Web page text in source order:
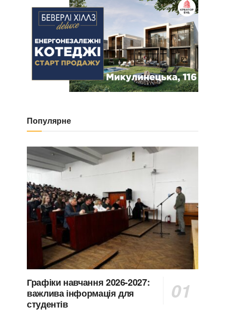
Популярне
Графіки навчання 2026-2027:
важлива інформація для
студентів